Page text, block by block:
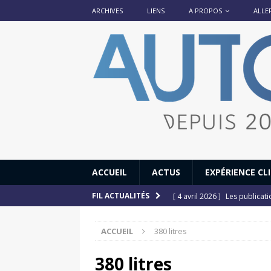
ARCHIVES LIENS A PROPOS
ACCUEIL ACTUS EXPÉRIENCE
FIL ACTUALITÉS [ 4 avril 2026 ] Les
[ 12 juillet 2025 ]
ACCUEIL 380 litres
380 litres